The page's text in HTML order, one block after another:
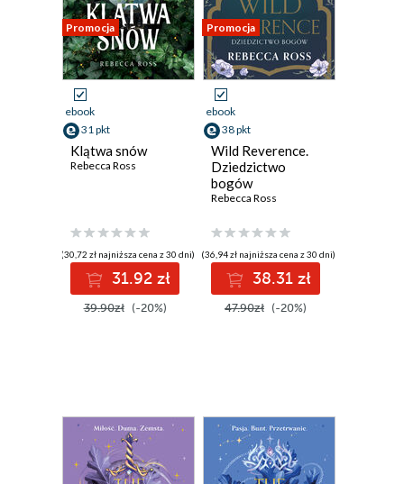
Promocja
ebook
31 pkt
Klątwa snów
Rebecca Ross
(30,72 zł najniższa cena z 30 dni)
31.92 zł
39.90zł (-20%)
Promocja
ebook
38 pkt
Wild Reverence.
Dziedzictwo
bogów
Rebecca Ross
(36,94 zł najniższa cena z 30 dni)
38.31 zł
47.90zł (-20%)